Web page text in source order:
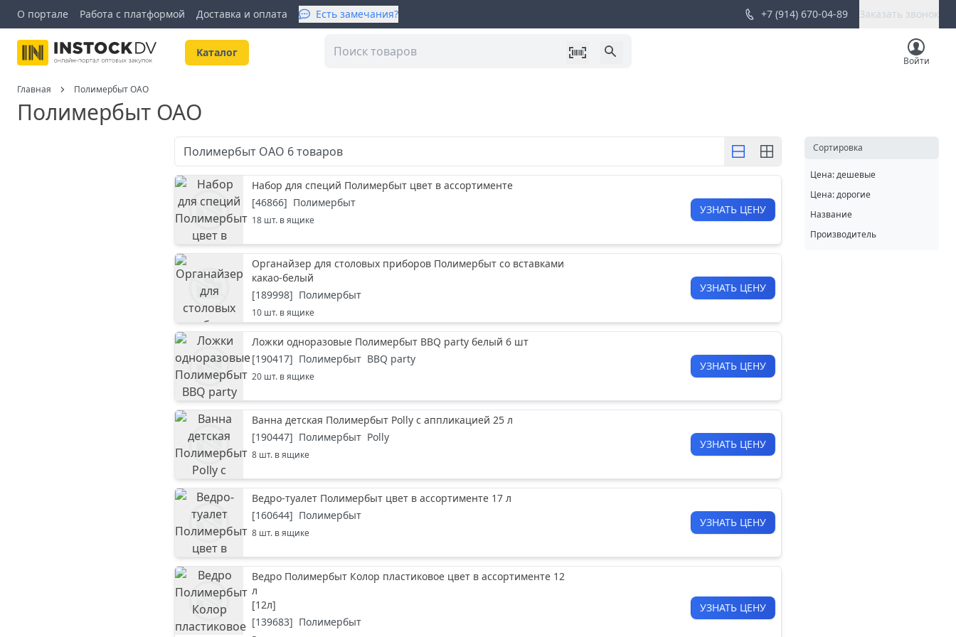
О портале Работа с платформой Доставка и оплата Есть замечания? +7 (914) 670-04-89 Заказать звонок
Kаталог
Войти
Главная Полимербыт ОАО
Полимербыт ОАО
Полимербыт ОАО 6товаров
Набор для специй Полимербыт цвет в ассортименте
[46866] Полимербыт
18 шт. в ящике
УЗНАТЬ ЦЕНУ
Органайзер для столовых приборов Полимербыт со вставками
какао-белый
[189998] Полимербыт
10 шт. в ящике
УЗНАТЬ ЦЕНУ
Ложки одноразовые Полимербыт BBQ party белый 6 шт
[190417] Полимербыт BBQ party
20 шт. в ящике
УЗНАТЬ ЦЕНУ
Ванна детская Полимербыт Polly с аппликацией 25 л
[190447] Полимербыт Polly
8 шт. в ящике
УЗНАТЬ ЦЕНУ
Ведро-туалет Полимербыт цвет в ассортименте 17 л
[160644] Полимербыт
8 шт. в ящике
УЗНАТЬ ЦЕНУ
Ведро Полимербыт Колор пластиковое цвет в ассортименте 12
л
[12л]
[139683] Полимербыт
УЗНАТЬ ЦЕНУ
Cортировка
Цена: дешевые
Цена: дорогие
Название
Производитель